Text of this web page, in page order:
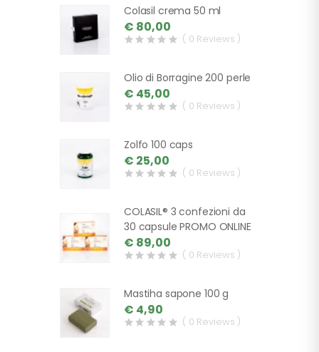
Colasil crema 50 ml
€ 80,00
( 0 Reviews )
Olio di Borragine 200 perle
€ 45,00
( 0 Reviews )
Zolfo 100 caps
€ 25,00
( 0 Reviews )
COLASIL® 3 confezioni da
30 capsule PROMO ONLINE
€ 89,00
( 0 Reviews )
Mastiha sapone 100 g
€ 4,90
( 0 Reviews )